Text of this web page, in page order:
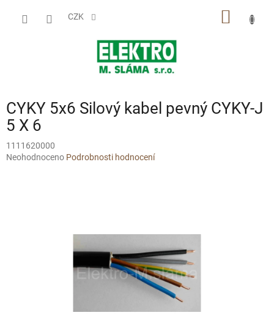
CZK
CYKY 5x6 Silový kabel pevný CYKY-J
5 X 6
1111620000
Průměrné
Neohodnoceno Podrobnosti hodnocení